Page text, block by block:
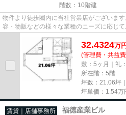
階数：10階建
物件より徒歩圏内に当社営業店がございま
容・物販などの様々な業種のニーズに応じ
尚、弊社ではおとり広告は一切...
32.4324万
(管理費・共益
敷：5ヶ月｜礼
所在階：5階
坪数：21.06坪
坪単価： 1.54万
賃貸｜店舗事務所 福徳産業ビル